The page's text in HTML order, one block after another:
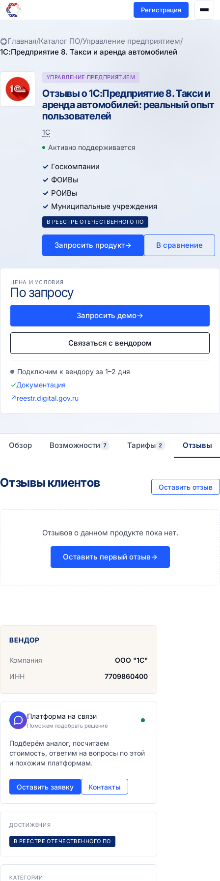
Регистрация
Главная/Каталог ПО/Управление предприятием/
1С:Предприятие 8. Такси и аренда автомобилей
УПРАВЛЕНИЕ ПРЕДПРИЯТИЕМ
Отзывы о 1С:Предприятие 8. Такси и
аренда автомобилей: реальный опыт
пользователей
1С
Активно поддерживается
Госкомпании
ФОИВы
РОИВы
Муниципальные учреждения
В РЕЕСТРЕ ОТЕЧЕСТВЕННОГО ПО
Запросить продукт→ В сравнение
ЦЕНА И УСЛОВИЯ
По запросу
Запросить демо→
Связаться с вендором
Подключим к вендору за 1–2 дня
✓Документация
↗reestr.digital.gov.ru
Обзор Возможности 7 Тарифы 2 Отзывы
Отзывы клиентов Оставить отзыв
Отзывов о данном продукте пока нет.
Оставить первый отзыв→
ВЕНДОР
Компания
ООО "1С"
ИНН
7709860400
Платформа на связи
Поможем подобрать решение
Подберём аналог, посчитаем
стоимость, ответим на вопросы по этой
и похожим платформам.
Оставить заявку Контакты
ДОСТИЖЕНИЯ
В РЕЕСТРЕ ОТЕЧЕСТВЕННОГО ПО
КАТЕГОРИИ